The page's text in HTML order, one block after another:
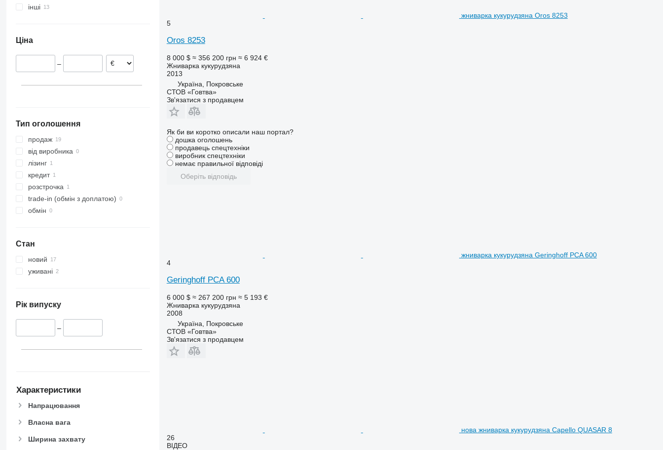
Шепетівка
Австрія
Франція
інші
Ціна
–
Тип оголошення
продаж
від виробника
лізинг
кредит
розстрочка
trade-in (обмін з доплатою)
обмін
Стан
новий
уживані
Рік випуску
–
Характеристики
Напрацювання
Власна вага
Ширина захвату
жниварка кукурудзяна Oros 8253
5
Oros 8253
8 000 $ ≈ 356 200 грн ≈ 6 924 €
Жниварка кукурудзяна
2013
Україна, Покровське
СТОВ «Говтва»
Зв'язатися з продавцем
Як би ви коротко описали наш портал?
дошка оголошень
продавець спецтехніки
виробник спецтехніки
немає правильної відповіді
Оберіть відповідь
жниварка кукурудзяна Geringhoff PCA 600
4
Geringhoff PCA 600
6 000 $ ≈ 267 200 грн ≈ 5 193 €
Жниварка кукурудзяна
2008
Україна, Покровське
СТОВ «Говтва»
Зв'язатися з продавцем
нова жниварка кукурудзяна Capello QUASAR 8
26
ВІДЕО